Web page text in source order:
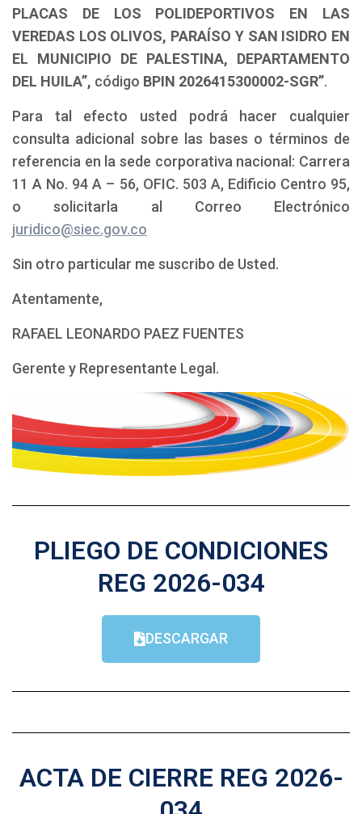
PLACAS DE LOS POLIDEPORTIVOS EN LAS
VEREDAS LOS OLIVOS, PARAÍSO Y SAN ISIDRO EN
EL MUNICIPIO DE PALESTINA, DEPARTAMENTO
DEL HUILA”, código BPIN 2026415300002-SGR”.
Para tal efecto usted podrá hacer cualquier
consulta adicional sobre las bases o términos de
referencia en la sede corporativa nacional: Carrera
11 A No. 94 A – 56, OFIC. 503 A, Edificio Centro 95,
o solicitarla al Correo Electrónico
juridico@siec.gov.co
Sin otro particular me suscribo de Usted.
Atentamente,
RAFAEL LEONARDO PAEZ FUENTES
Gerente y Representante Legal.
PLIEGO DE CONDICIONES
REG 2026-034
DESCARGAR
ACTA DE CIERRE REG 2026-